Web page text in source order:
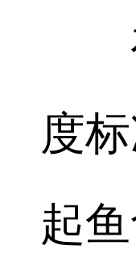
在
度
起